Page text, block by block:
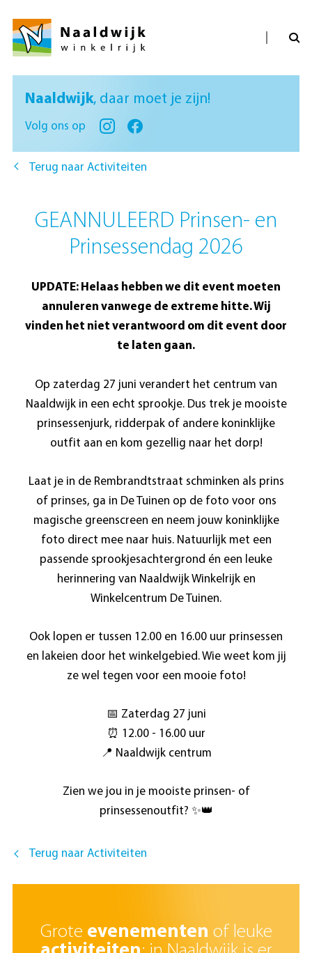
Naaldwijk, daar moet je zijn!
Volg ons op
Terug naar Activiteiten
GEANNULEERD Prinsen- en
Prinsessendag 2026
UPDATE: Helaas hebben we dit event moeten
annuleren vanwege de extreme hitte. Wij
vinden het niet verantwoord om dit event door
te laten gaan.
Op zaterdag 27 juni verandert het centrum van
Naaldwijk in een echt sprookje. Dus trek je mooiste
prinsessenjurk, ridderpak of andere koninklijke
outfit aan en kom gezellig naar het dorp!
Laat je in de Rembrandtstraat schminken als prins
of prinses, ga in De Tuinen op de foto voor ons
magische greenscreen en neem jouw koninklijke
foto direct mee naar huis. Natuurlijk met een
passende sprookjesachtergrond én een leuke
herinnering van Naaldwijk Winkelrijk en
Winkelcentrum De Tuinen.
Ook lopen er tussen 12.00 en 16.00 uur prinsessen
en lakeien door het winkelgebied. Wie weet kom jij
ze wel tegen voor een mooie foto!
📅 Zaterdag 27 juni
⏰ 12.00 - 16.00 uur
📍 Naaldwijk centrum
Zien we jou in je mooiste prinsen- of
prinsessenoutfit? ✨👑
Terug naar Activiteiten
Grote evenementen of leuke